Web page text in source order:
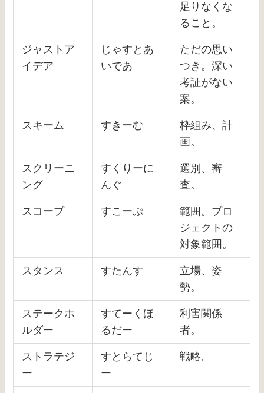
足りなくな
ること。
ジャストア
イデア
じゃすとあ
いであ
ただの思い
つき。深い
考証がない
案。
スキーム すきーむ
枠組み、計
画。
スクリーニ
ング
すくりーに
んぐ
選別、審
査。
スコープ すこーぷ
範囲。プロ
ジェクトの
対象範囲。
スタンス すたんす
立場、姿
勢。
ステークホ
ルダー
すてーくほ
るだー
利害関係
者。
ストラテジ
ー
すとらてじ
ー
戦略。